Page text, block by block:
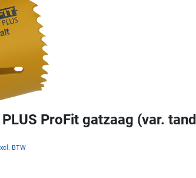
ProFit gatzaag (var.
BTW